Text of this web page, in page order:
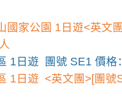
國家公園 1 日遊<英文團
1 日遊 團號 SE1 價格：
1 日遊 <英文團 >[團號